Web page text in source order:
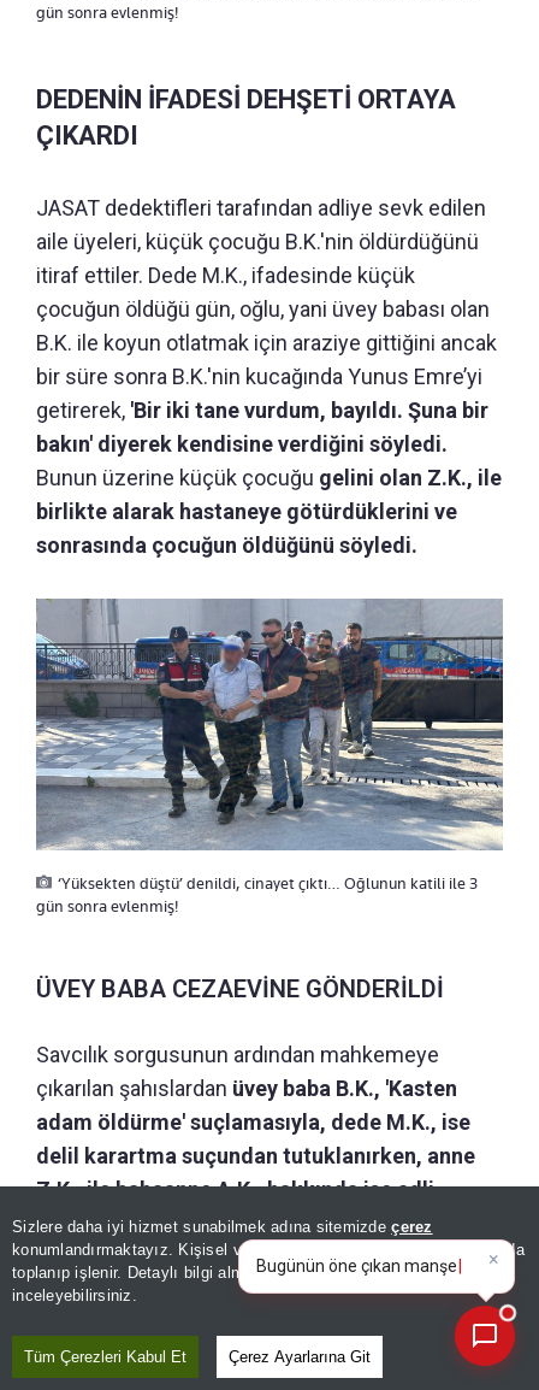
Sizlere daha iyi hizmet sunabilmek adına sitemizdeçerez
konumlandırmaktayız. Kişisel verileriniz, KVKK ve GDPR kapsamında
toplanıp işlenir. Detaylı bilgi almak içinAydınlatma Metnimizi
inceleyebilirsiniz.
Tüm Çerezleri Kabul Et Çerez Ayarlarına Git
gün sonra evlenmiş!
DEDENİN İFADESİ DEHŞETİ ORTAYA
ÇIKARDI
JASAT dedektifleri tarafından adliye sevk edilen
aile üyeleri, küçük çocuğu B.K.'nin öldürdüğünü
itiraf ettiler. Dede M.K., ifadesinde küçük
çocuğun öldüğü gün, oğlu, yani üvey babası olan
B.K. ile koyun otlatmak için araziye gittiğini ancak
bir süre sonra B.K.'nin kucağında Yunus Emre’yi
getirerek, 'Bir iki tane vurdum, bayıldı. Şuna bir
bakın' diyerek kendisine verdiğini söyledi.
Bunun üzerine küçük çocuğu gelini olan Z.K., ile
birlikte alarak hastaneye götürdüklerini ve
sonrasında çocuğun öldüğünü söyledi.
‘Yüksekten düştü’ denildi, cinayet çıktı… Oğlunun katili ile 3
gün sonra evlenmiş!
ÜVEY BABA CEZAEVİNE GÖNDERİLDİ
Savcılık sorgusunun ardından mahkemeye
çıkarılan şahıslardan üvey baba B.K., 'Kasten
adam öldürme' suçlamasıyla, dede M.K., ise
delil karartma suçundan tutuklanırken, anne
Z.K., ile babaanne A.K., hakkında ise adli
kontrol ve yurtdışı çıkış yasağı ile serbest
bırakıldı.Gözaltına alınan diğer aile üyesi ise
ifadesinin ardından serbest bırakıldı.Tutuklanan
olayı inkar etti.
×
Bugünün öne çıkan manşetleri
ve gelişmeleri neler?